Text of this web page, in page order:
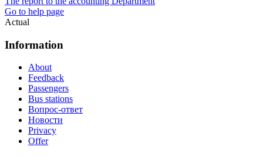
Go to help page
Actual
Information
About
Feedback
Passengers
Bus stations
Вопрос-ответ
Новости
Privacy
Offer